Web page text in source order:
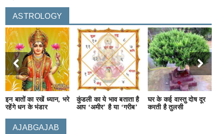
ASTROLOGY
इन बातों का रखें ध्यान, भरे
रहेंगे धन के भंडार
कुंडली का ये भाव बताता है
आप ‘अमीर’ है या ‘गरीब’
घर के कई वास्तु दोष दूर
करती है तुलसी
AJABGAJAB